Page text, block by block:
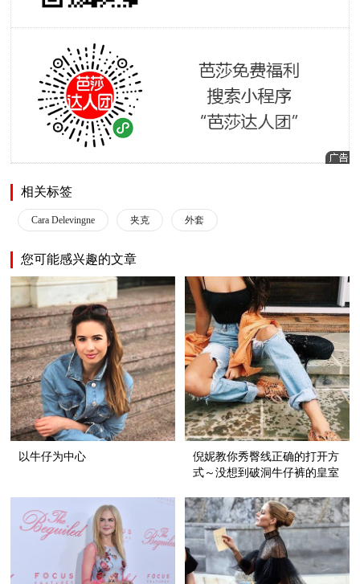
相关标签
Cara Delevingne 夹克 外套
您可能感兴趣的文章
以牛仔为中心
倪妮教你秀臀线正确的打开方
式～没想到破洞牛仔裤的皇室